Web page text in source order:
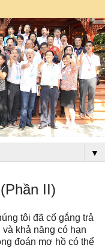
▼
II)
tôi đã cố gắng trả
khả năng có hạn
đoán mơ hồ có thể